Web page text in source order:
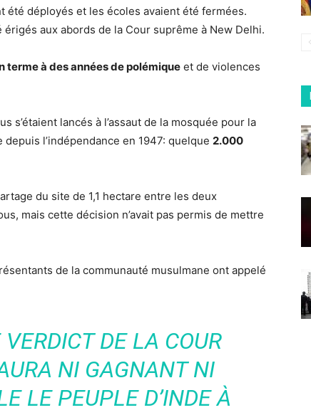
déployés et les écoles avaient été fermées.
aux abords de la Cour suprême à New Delhi.
terme à des années de polémique et de violences
s’étaient lancés à l’assaut de la mosquée pour la
l’indépendance en 1947: quelque 2.000
du site de 1,1 hectare entre les deux
mais cette décision n’avait pas permis de mettre
de la communauté musulmane ont appelé
DE LA COUR
NI GAGNANT NI
LE PEUPLE D’INDE À